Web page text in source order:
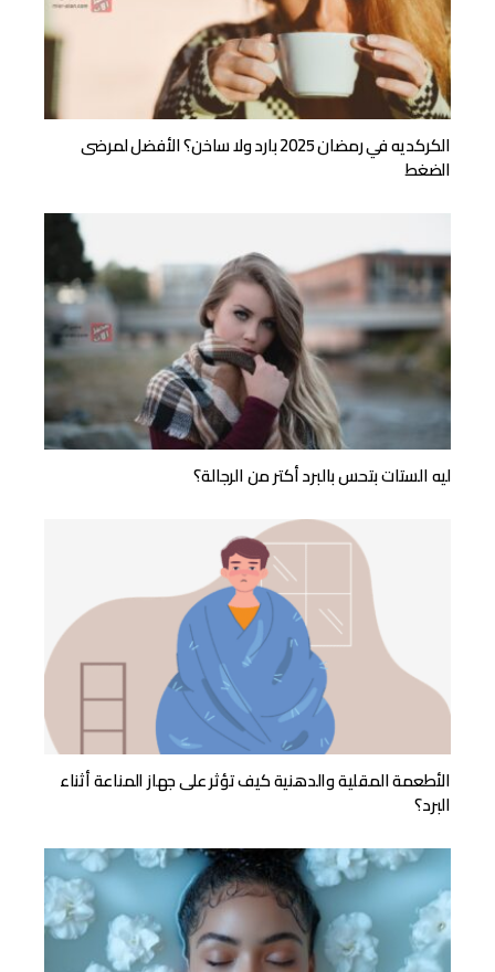
الكركديه في رمضان 2025 بارد ولا ساخن؟ الأفضل لمرضى
الضغط
ليه الستات بتحس بالبرد أكتر من الرجالة؟
الأطعمة المقلية والدهنية كيف تؤثر على جهاز المناعة أثناء
البرد؟